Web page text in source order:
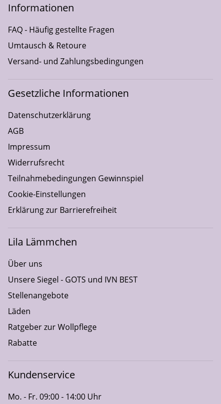
Informationen
FAQ - Häufig gestellte Fragen
Umtausch & Retoure
Versand- und Zahlungsbedingungen
Gesetzliche Informationen
Datenschutzerklärung
AGB
Impressum
Widerrufsrecht
Teilnahmebedingungen Gewinnspiel
Cookie-Einstellungen
Erklärung zur Barrierefreiheit
Lila Lämmchen
Über uns
Unsere Siegel - GOTS und IVN BEST
Stellenangebote
Läden
Ratgeber zur Wollpflege
Rabatte
Kundenservice
Mo. - Fr. 09:00 - 14:00 Uhr